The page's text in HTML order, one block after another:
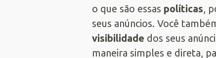
o que são essas políticas,
seus anúncios. Você
visibilidade dos seus
maneira simples e direta,